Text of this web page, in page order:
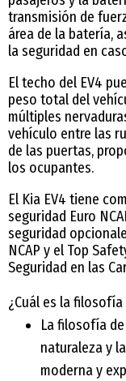
transmisión de
área de la batería,
la seguridad en
El techo del EV4
peso total del
múltiples
vehículo entre las
de las puertas,
los ocupantes.
El Kia EV4 tiene
seguridad Euro
seguridad
NCAP y el Top
Seguridad en las
¿Cuál es la filosofía
La filosofía
naturaleza y
moderna y